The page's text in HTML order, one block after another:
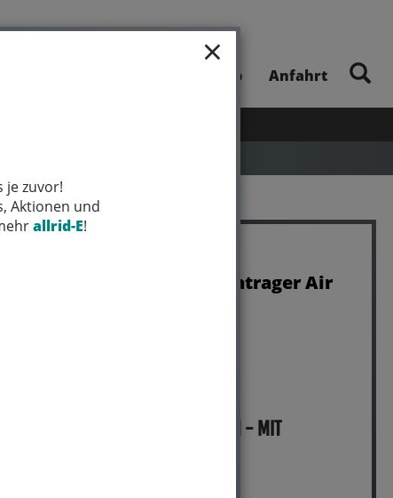
×
je zuvor!
Aktionen und
allrid-E!
Unsere App Anfahrt
Bontrager Pumpe Bontrager Air
MICH KANNST DU BESTELLEN - MIT